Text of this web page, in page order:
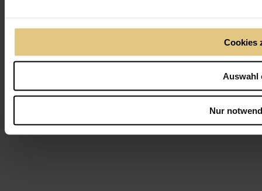
Cookies
Auswahl
Nur